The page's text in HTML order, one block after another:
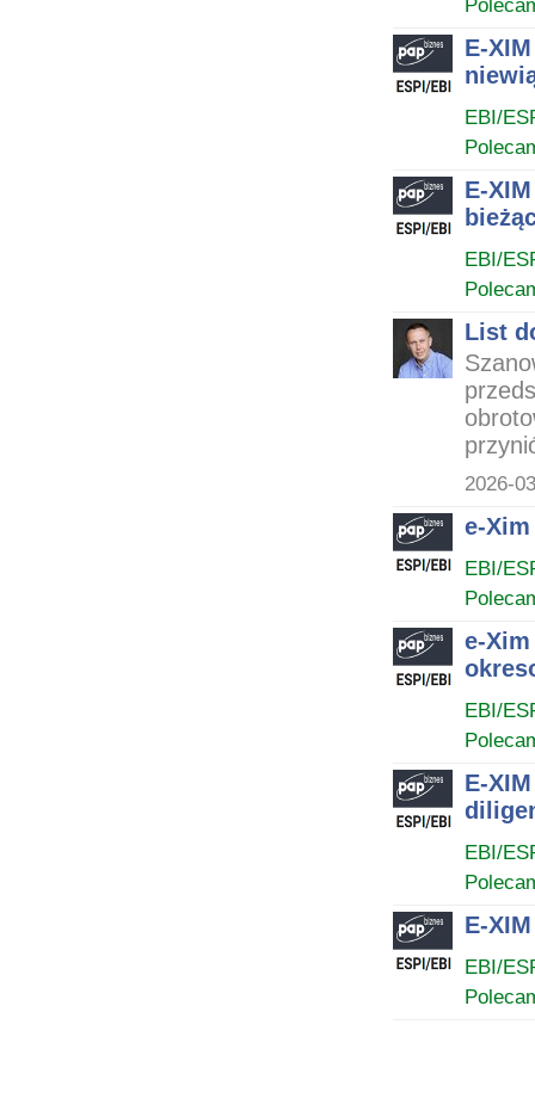
E-
EBI/
E-
EBI/
List
2026-
e-
EBI/
e-
EBI/
E-
EBI/
E-
EBI/